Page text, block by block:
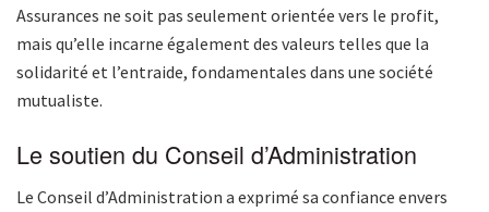
Assurances ne soit pas seulement orientée vers le profit,
mais qu’elle incarne également des valeurs telles que la
solidarité et l’entraide, fondamentales dans une société
mutualiste.
Le soutien du Conseil d’Administration
Le Conseil d’Administration a exprimé sa confiance envers